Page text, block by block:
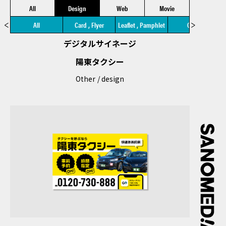
All
Design
All
Card , Flyer Leaflet , Pamphlet Other
Web Movie
デジタルサイネージ
陽東タクシー
Other design